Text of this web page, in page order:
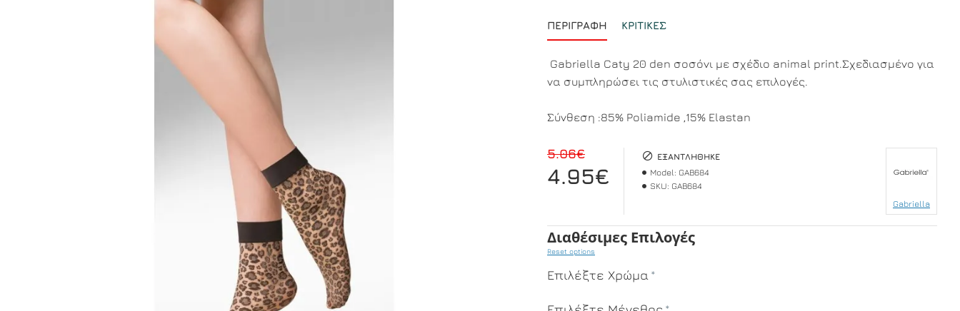
ΠΕΡΙΓΡΑΦΉ ΚΡΙΤΙΚΈΣ
Gabriella Caty 20 den σοσόνι με σχέδιο animal print.Σχεδιασμένο για
να συμπληρώσει τις στυλιστικές σας επιλογές.
Σύνθεση :85% Poliamide ,15% Elastan
4.95€
5.06€
ΕΞΑΝΤΛΉΘΗΚΕ
Model: GAB684
SKU: GAB684
Gabriella
Διαθέσιμες Επιλογές
Reset options
Επιλέξτε Χρώμα